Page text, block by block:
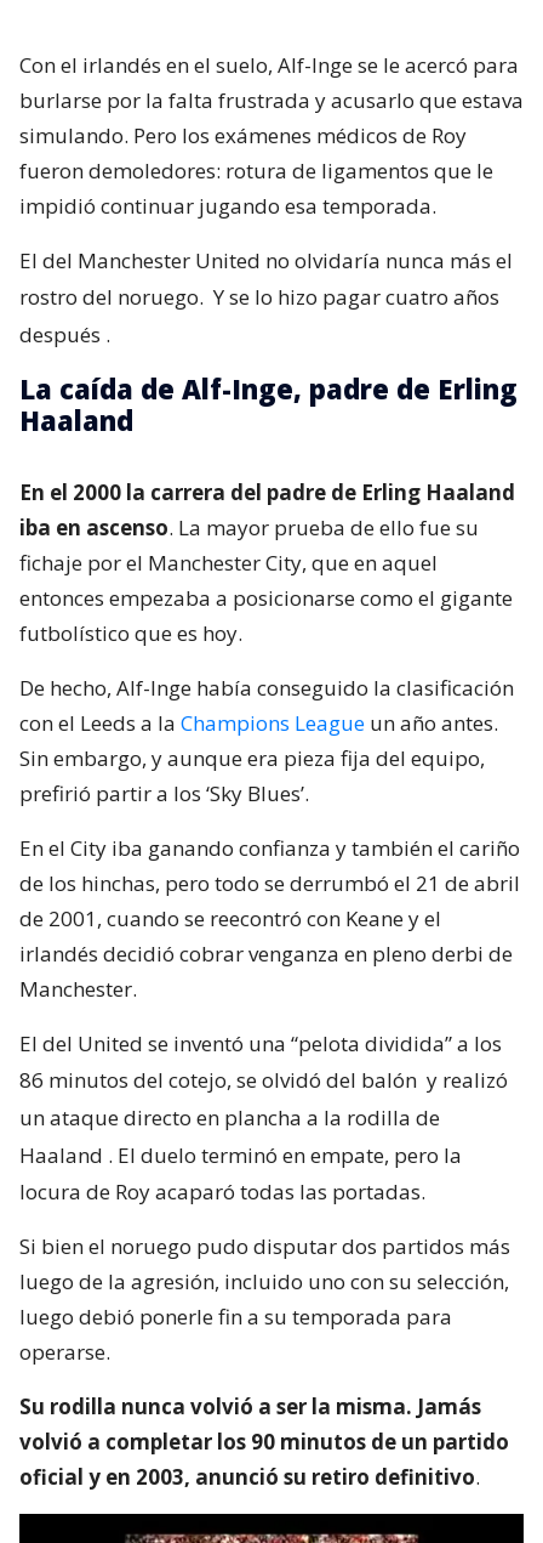
Con el irlandés en el suelo, Alf-Inge se le acercó para
burlarse por la falta frustrada y acusarlo que estava
simulando. Pero los exámenes médicos de Roy
fueron demoledores: rotura de ligamentos que le
impidió continuar jugando esa temporada.
El del Manchester United no olvidaría nunca más el
rostro del noruego. Y se lo hizo pagar cuatro años
después .
La caída de Alf-Inge, padre de Erling
Haaland
En el 2000 la carrera del padre de Erling Haaland
iba en ascenso. La mayor prueba de ello fue su
fichaje por el Manchester City, que en aquel
entonces empezaba a posicionarse como el gigante
futbolístico que es hoy.
De hecho, Alf-Inge había conseguido la clasificación
con el Leeds a la Champions League un año antes.
Sin embargo, y aunque era pieza fija del equipo,
prefirió partir a los ‘Sky Blues’.
En el City iba ganando confianza y también el cariño
de los hinchas, pero todo se derrumbó el 21 de abril
de 2001, cuando se reecontró con Keane y el
irlandés decidió cobrar venganza en pleno derbi de
Manchester.
El del United se inventó una “pelota dividida” a los
86 minutos del cotejo, se olvidó del balón y realizó
un ataque directo en plancha a la rodilla de
Haaland . El duelo terminó en empate, pero la
locura de Roy acaparó todas las portadas.
Si bien el noruego pudo disputar dos partidos más
luego de la agresión, incluido uno con su selección,
luego debió ponerle fin a su temporada para
operarse.
Su rodilla nunca volvió a ser la misma. Jamás
volvió a completar los 90 minutos de un partido
oficial y en 2003, anunció su retiro definitivo.